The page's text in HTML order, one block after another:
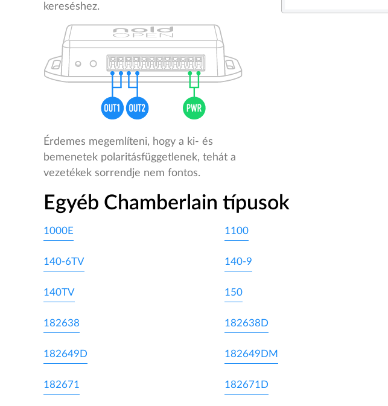
kereséshez.
Érdemes megemlíteni, hogy a ki- és
bemenetek polaritásfüggetlenek, tehát a
vezetékek sorrendje nem fontos.
Egyéb Chamberlain típusok
1000E 1100
140-6TV 140-9
140TV 150
182638 182638D
182649D 182649DM
182671 182671D